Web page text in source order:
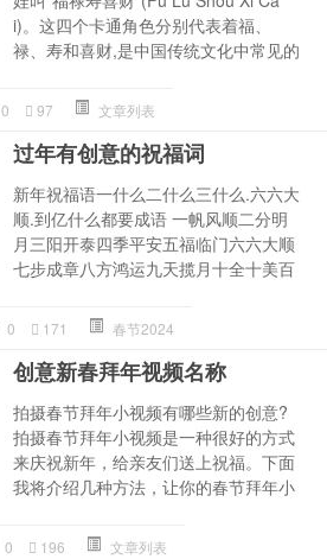
i)。这四个卡通角色分别代表着福、
禄、寿和喜财,是中国传统文化中常见的
0 97 文章列表
过年有创意的祝福词
新年祝福语一什么二什么三什么.六六大
顺.到亿什么都要成语 一帆风顺二分明
月三阳开泰四季平安五福临门六六大顺
七步成章八方鸿运九天揽月十全十美百
0 171 春节2024
创意新春拜年视频名称
拍摄春节拜年小视频有哪些新的创意?
拍摄春节拜年小视频是一种很好的方式
来庆祝新年，给亲友们送上祝福。下面
我将介绍几种方法，让你的春节拜年小
0 196 文章列表